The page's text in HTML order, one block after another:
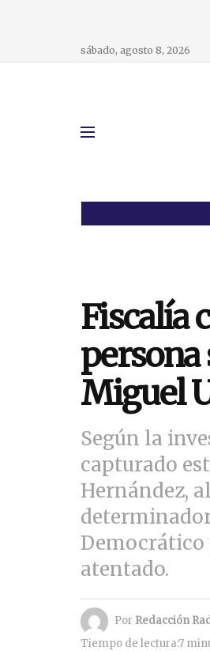
sábado, agosto 8, 2026
Fiscalía
persona
Miguel
Según la
capturado
Hernández,
atentado.
Por Redacción
Tiempo de lectura:7